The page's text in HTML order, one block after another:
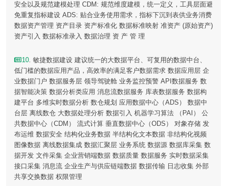
安全以及规范建模处理 CDM: 规范维度建模，统一定义，工具层面避
免重复指标建设 ADS: 贴合业务使用需求，指标下沉到表供业务消费
数据资产管理 资产目录 资产标准化 数据标准映射 准资产 (原始资产)
资产引入 数据标准录入 数据治理 资 产 管 理
10. 敏捷数据建设 建议统一的大数据平台、可复用的数据中台、
低门槛的数据应用产品，高效率的满足客户数据需求 数据应用层 企
业数据门户 数据服务层 领导驾驶舱 业务监控预警 API数据服务 数
据智能决策 数据分析类应用 消息流数据服务 库表数据服务 数据构
建平台 多维实时数据分析 数仓规划 应用数据中心（ADS） 数据中
台层 离线数仓 大数据处理分析 数据引入 机器学习算法 （PAI） 公
共数据中心（CDM） 流式计算 垂直数据中心（ODS） 对象存储 发
布运维 数据安全 结构化业务数据 半结构化文本数据 非结构化视频
图像数据 离线数据集成 数据汇聚层 业务系统 数据源 数据库采集 数
据开发 文件采集 企业营销端数据 数据质量 数据服务 实时数据采集
接口采集 消息流 企业生产与供应链端数据 数据传输 日志收集 外部
共享交换数据 权限管理